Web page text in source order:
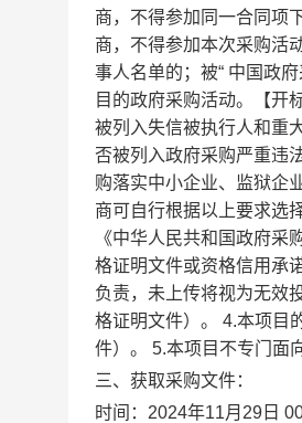
商，不得参加同一合同项
商，不得参加本次采购活
事人名单的；被“ 中国政
目的政府采购活动。【开
被列入失信被执行人和重
否被列入政府采购严重违
购落实中小企业、监狱企
商可自行根据以上要求选
《中华人民共和国政府
格证明文件或资格信用承
负责，未上传将视为无效
格证明文件）。 4.本项目
件）。 5.本项目不专门面
三、获取采购文件：
时间：2024年11月29日